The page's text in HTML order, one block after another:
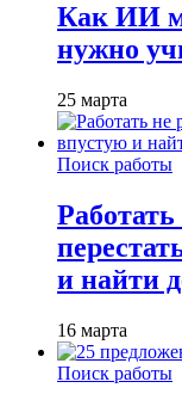
Как ИИ
нужно
25 марта
Поиск работы
и найти
16 марта
Поиск работы